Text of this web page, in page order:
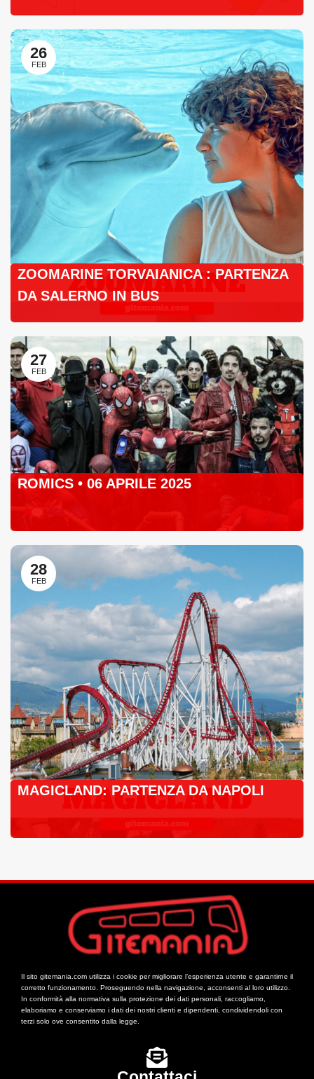
26
FEB
ZOOMARINE TORVAIANICA : PARTENZA
DA SALERNO IN BUS
27
FEB
ROMICS • 06 APRILE 2025
28
FEB
MAGICLAND: PARTENZA DA NAPOLI
Il sito gitemania.com utilizza i cookie per migliorare l’esperienza utente e garantirne il
corretto funzionamento. Proseguendo nella navigazione, acconsenti al loro utilizzo.
In conformità alla normativa sulla protezione dei dati personali, raccogliamo,
elaboriamo e conserviamo i dati dei nostri clienti e dipendenti, condividendoli con
terzi solo ove consentito dalla legge.